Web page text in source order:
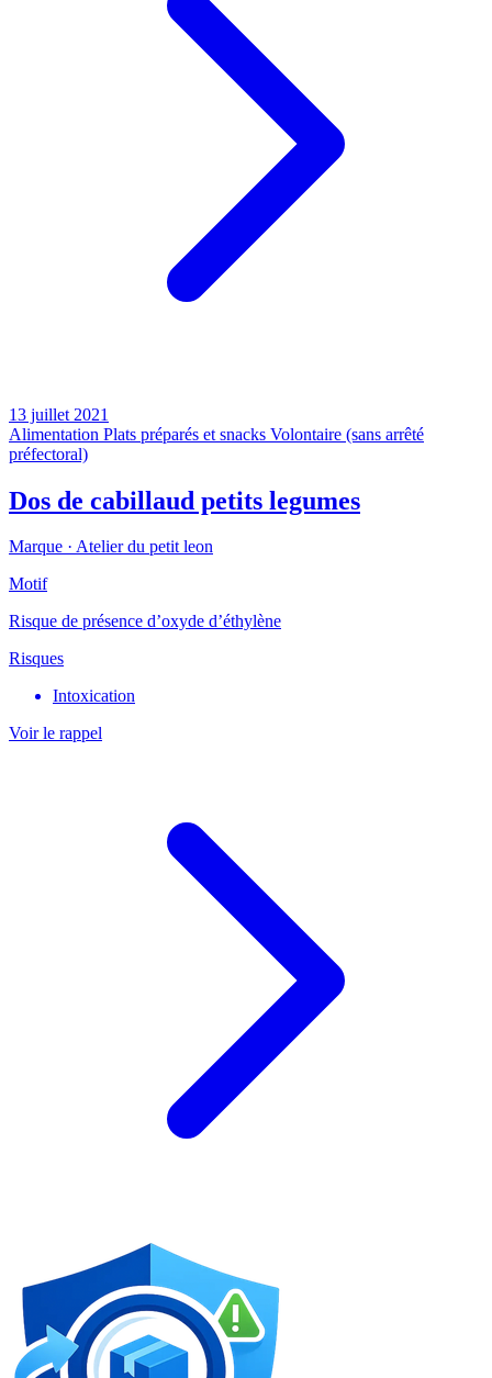
13 juillet 2021
Alimentation Plats préparés et snacks Volontaire (sans arrêté
préfectoral)
Dos de cabillaud petits legumes
Marque · Atelier du petit leon
Motif
Risque de présence d’oxyde d’éthylène
Risques
Intoxication
Voir le rappel